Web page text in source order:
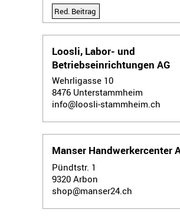
Red. Beitrag
Loosli, Labor- und
Betriebseinrichtungen AG
Wehrligasse 10
8476 Unterstammheim
info@loosli-stammheim.ch
Manser Handwerkercenter
Pündtstr. 1
9320 Arbon
shop@manser24.ch